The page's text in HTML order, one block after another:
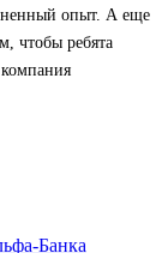
опыт. А еще
чтобы ребята